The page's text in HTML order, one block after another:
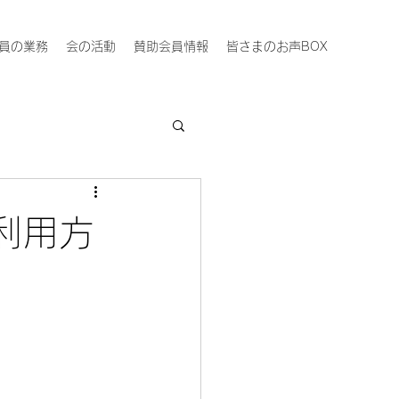
の業務 会の活動 賛助会員情報 皆さまのお声BOX
用方